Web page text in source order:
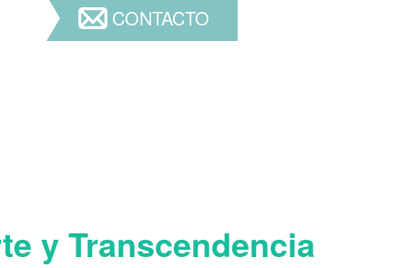
CONTACTO
y Transcendencia